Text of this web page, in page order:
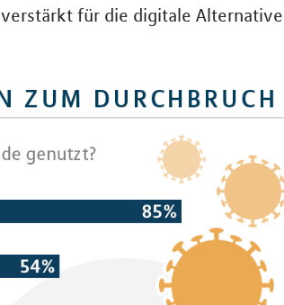
für die digitale Alternative